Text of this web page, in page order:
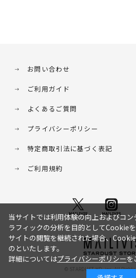
お問い合わせ
ご利用ガイド
よくあるご質問
プライバシーポリシー
特定商取引法に基づく表記
ご利用規約
© STARDUST HD. inc. All Rights
当サイトでは利用体験の向上およびコ
ラフィックの分析を目的としてCookieを
サイトの閲覧を継続された場合、
のといたします。
詳細についてはプライバシーポリシーを